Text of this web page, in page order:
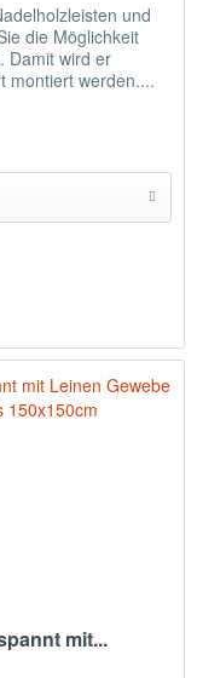
und
die Möglichkeit
Damit wird er
montiert werden....
mit...